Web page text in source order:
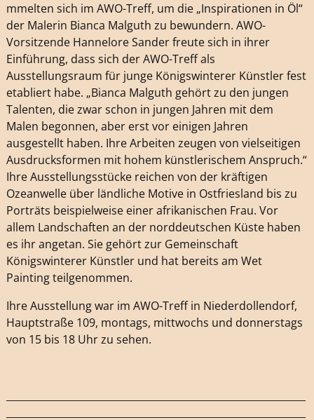
mmelten sich im AWO-Treff, um die „Inspirationen in Öl“
der Malerin Bianca Malguth zu bewundern. AWO-
Vorsitzende Hannelore Sander freute sich in ihrer
Einführung, dass sich der AWO-Treff als
Ausstellungsraum für junge Königswinterer Künstler fest
etabliert habe. „Bianca Malguth gehört zu den jungen
Talenten, die zwar schon in jungen Jahren mit dem
Malen begonnen, aber erst vor einigen Jahren
ausgestellt haben. Ihre Arbeiten zeugen von vielseitigen
Ausdrucksformen mit hohem künstlerischem Anspruch.“
Ihre Ausstellungsstücke reichen von der kräftigen
Ozeanwelle über ländliche Motive in Ostfriesland bis zu
Porträts beispielweise einer afrikanischen Frau. Vor
allem Landschaften an der norddeutschen Küste haben
es ihr angetan. Sie gehört zur Gemeinschaft
Königswinterer Künstler und hat bereits am Wet
Painting teilgenommen.
Ihre Ausstellung war im AWO-Treff in Niederdollendorf,
Hauptstraße 109, montags, mittwochs und donnerstags
von 15 bis 18 Uhr zu sehen.